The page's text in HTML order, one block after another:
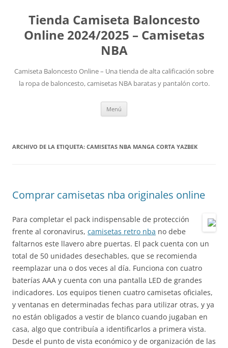
Tienda Camiseta Baloncesto
Online 2024/2025 – Camisetas
NBA
Camiseta Baloncesto Online – Una tienda de alta calificación sobre
la ropa de baloncesto, camisetas NBA baratas y pantalón corto.
Menú
ARCHIVO DE LA ETIQUETA: CAMISETAS NBA MANGA CORTA YAZBEK
Comprar camisetas nba originales online
Para completar el pack indispensable de protección
frente al coronavirus, camisetas retro nba no debe
faltarnos este llavero abre puertas. El pack cuenta con un
total de 50 unidades desechables, que se recomienda
reemplazar una o dos veces al día. Funciona con cuatro
baterías AAA y cuenta con una pantalla LED de grandes
indicadores. Los equipos tienen cuatro camisetas oficiales,
y ventanas en determinadas fechas para utilizar otras, y ya
no están obligados a vestir de blanco cuando jugaban en
casa, algo que contribuía a identificarlos a primera vista.
Desde el punto de vista económico y de organización de las